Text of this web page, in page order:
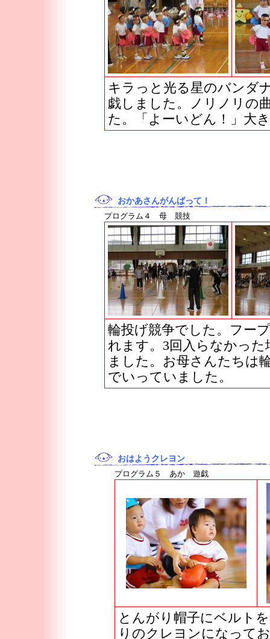
キラっと光る星のバンダ
戯しました。ノリノリの
た。「よーいどん！」大
おかあさんがんばって！
プログラム４ 母 競技
輪投げ競争でした。フー
れます。3回入らなかっ
ました。お母さんたちは
でいっていました。
おはようクレヨン
プログラム５ あか 遊戯
とんがり帽子にベルト
りのクレヨンになって